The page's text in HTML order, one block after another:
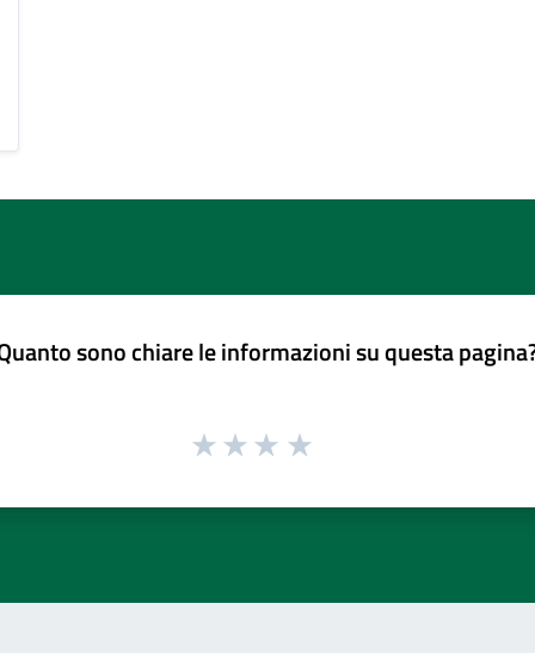
sono chiare le informazioni su questa